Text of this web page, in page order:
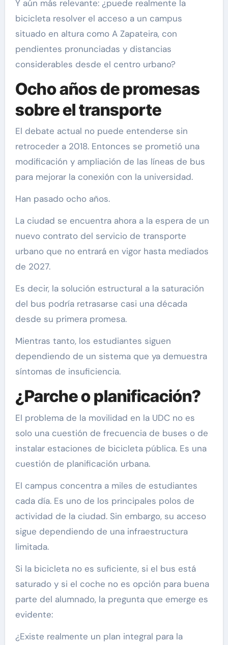
Y aún más relevante: ¿puede realmente la
bicicleta resolver el acceso a un campus
situado en altura como A Zapateira, con
pendientes pronunciadas y distancias
considerables desde el centro urbano?
Ocho años de promesas
sobre el transporte
El debate actual no puede entenderse sin
retroceder a 2018. Entonces se prometió una
modificación y ampliación de las líneas de bus
para mejorar la conexión con la universidad.
Han pasado ocho años.
La ciudad se encuentra ahora a la espera de un
nuevo contrato del servicio de transporte
urbano que no entrará en vigor hasta mediados
de 2027.
Es decir, la solución estructural a la saturación
del bus podría retrasarse casi una década
desde su primera promesa.
Mientras tanto, los estudiantes siguen
dependiendo de un sistema que ya demuestra
síntomas de insuficiencia.
¿Parche o planificación?
El problema de la movilidad en la UDC no es
solo una cuestión de frecuencia de buses o de
instalar estaciones de bicicleta pública. Es una
cuestión de planificación urbana.
El campus concentra a miles de estudiantes
cada día. Es uno de los principales polos de
actividad de la ciudad. Sin embargo, su acceso
sigue dependiendo de una infraestructura
limitada.
Si la bicicleta no es suficiente, si el bus está
saturado y si el coche no es opción para buena
parte del alumnado, la pregunta que emerge es
evidente:
¿Existe realmente un plan integral para la